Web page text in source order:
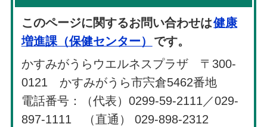
このページに関するお問い合わせは健康
増進課（保健センター）
です。
かすみがうらウエルネスプラザ 〒300-
0121 かすみがうら市宍倉5462番地
電話番号：（代表）0299-59-2111／029-
897-1111 （直通） 029-898-2312